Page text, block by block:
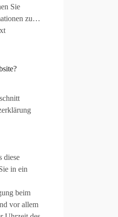
Sie
zum
diese
in ein
beim
vor allem